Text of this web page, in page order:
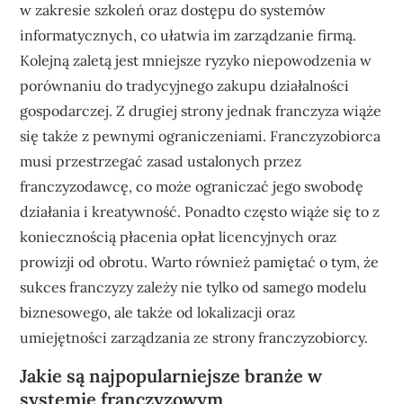
w zakresie szkoleń oraz dostępu do systemów
informatycznych, co ułatwia im zarządzanie firmą.
Kolejną zaletą jest mniejsze ryzyko niepowodzenia w
porównaniu do tradycyjnego zakupu działalności
gospodarczej. Z drugiej strony jednak franczyza wiąże
się także z pewnymi ograniczeniami. Franczyzobiorca
musi przestrzegać zasad ustalonych przez
franczyzodawcę, co może ograniczać jego swobodę
działania i kreatywność. Ponadto często wiąże się to z
koniecznością płacenia opłat licencyjnych oraz
prowizji od obrotu. Warto również pamiętać o tym, że
sukces franczyzy zależy nie tylko od samego modelu
biznesowego, ale także od lokalizacji oraz
umiejętności zarządzania ze strony franczyzobiorcy.
Jakie są najpopularniejsze branże w
systemie franczyzowym